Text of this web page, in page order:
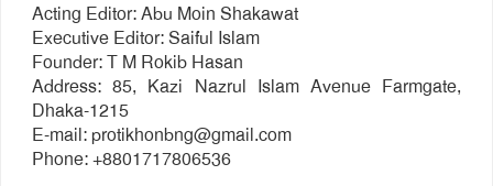
Acting Editor: Abu Moin Shakawat
Executive Editor: Saiful Islam
Founder: T M Rokib Hasan
Address: 85, Kazi Nazrul Islam Avenue Farmgate,
Dhaka-1215
E-mail:protikhonbng@gmail.com
Phone: +8801717806536